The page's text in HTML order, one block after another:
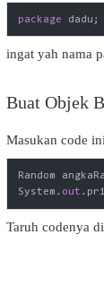
package dadu;
ingat yah nama
Buat Objek
Masukan code
Random
System. out
Taruh codenya